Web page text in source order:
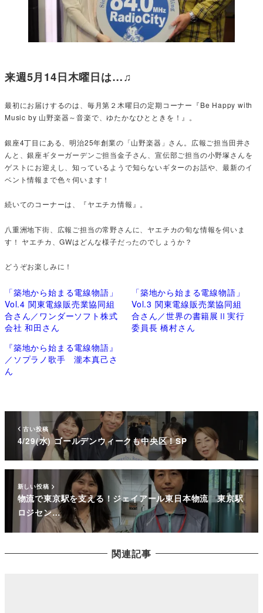
来週5月14日木曜日は…♫
最初にお届けするのは、毎月第２木曜日の定期コーナー『Be Happy with
Music by 山野楽器～音楽で、ゆたかなひとときを！』。
銀座4丁目にある、明治25年創業の「山野楽器」さん。広報ご担当田井さ
んと、銀座ギターガーデンご担当金子さん、宣伝部ご担当の小野塚さんを
ゲストにお迎えし、知っているようで知らないギターのお話や、最新のイ
ベント情報まで色々伺います！
続いてのコーナーは、『ヤエチカ情報』。
八重洲地下街、広報ご担当の常野さんに、ヤエチカの旬な情報を伺いま
す！ ヤエチカ、GWはどんな様子だったのでしょうか？
どうぞお楽しみに！
「築地から始まる電線物語」
Vol.4 関東電線販売業協同組
合さん／ワンダーソフト株式
会社 和田さん
「築地から始まる電線物語」
Vol.3 関東電線販売業協同組
合さん／世界の書籍展Ⅱ実行
委員長 橋村さん
『築地から始まる電線物語』
／ソプラノ歌手 瀧本真己さ
ん
古い投稿
4/29(水) ゴールデンウィークも中央区！SP
新しい投稿
物流で東京駅を支える！ジェイアール東日本物流 東京駅
ロジセン…
関連記事